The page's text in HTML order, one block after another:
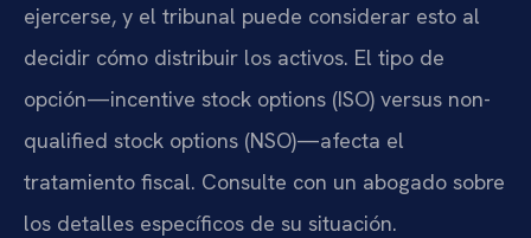
ejercerse, y el tribunal puede considerar esto al
decidir cómo distribuir los activos. El tipo de
opción—incentive stock options (ISO) versus non-
qualified stock options (NSO)—afecta el
tratamiento fiscal. Consulte con un abogado sobre
los detalles específicos de su situación.